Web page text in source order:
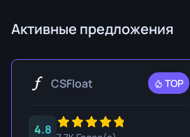
Активные предложения
CSFloat TOP
4.8